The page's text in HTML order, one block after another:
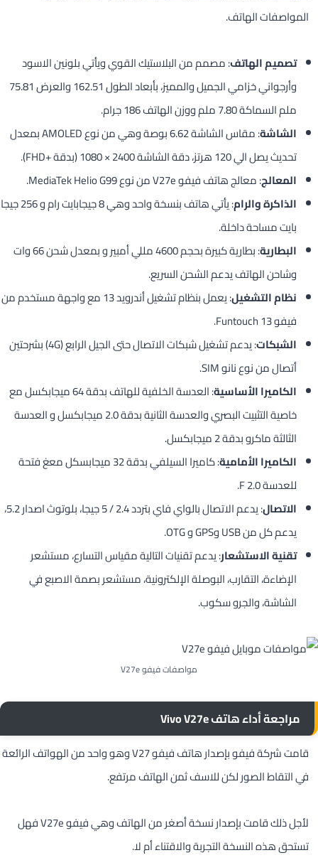
المواصفات الهاتف.
تصميم الهاتف: مصمم من البلاستيك القوي ويأتي بلونين الاسود
وأرجواني خزامي الجميل والمميز، بأبعاد الطول 162.51 والعرض 75.81
ملم السماكة 7.80 ملم ووزن الهاتف 186 جرام.
الشاشة
: مقاس الشاشة 6.62 بوصة وهي من نوع AMOLED بمعدل
تحديث يصل الي 120 هرتز، دقة الشاشة 2400 × 1080 (بدقة FHD+‎).
المعالج: معالج هاتف فيفو V27e من نوع MediaTek Helio G99.
الذاكرة والرام
: يأتي هاتف بنسخة واحد وهي 8 جيجابايت رام و 256 جيجا
بايت مساحة داخلة.
البطارية
: بطارية كبيرة بحجم 4600 مللي أمبير و بمعدل شحن 66 وات
وشاحن الهاتف يدعم الشحن السريع.
نظام التشغيل
: يعمل بنظام تشغيل أندرويد 13 مع واجهة مستخدم من
فيفو Funtouch 13.
الشبكات
: يدعم تشغيل شبكات الاتصال حتى الجيل الرابع (4G) بشرحتين
أتصال من نوع نانو SIM.
الكاميرا الأساسية
: العدسة الخلفية للهاتف بدقة 64 ميجابكسل مع
خاصية التثبيت البصري والعدسة الثانية بدقة 2.0 ميجابكسل و العدسة
الثالثة ماكرو بدقة 2 ميجابكسل.
الكاميرا الأمامية
: كاميرا السيلفي بدقة 32 ميجابسكل معغ فتحة
للعدسة 2.0 F.
الاتصال
: يدعم الاتصال بالواي فاي بتردد 2.4 / 5 جيجا، بلوتوث اصدار 5.2،
يدعم كل من USB وGPS و OTG.
تقنية الاستشعار: يدعم تقنيات التالية مقياس التسارع، مستشعر
الإضاءة، التقارب، البوصلة الإلكترونية، مستشعر بصمة الاصبع في
الشاشة، والجرو سكوب.
مواصفات فيفو V27e
مراجعة أداء هاتف Vivo V27e
قامت شركة فيفو بإصدار هاتف فيفو V27 وهو واحد من الهواتف الرائعة
في التقاط الصور لكن للاسف ثمن الهاتف مرتفع.
لأجل ذلك قامت بإصدار نسخة أصغر من الهاتف وهي فيفو V27e فهل
تستحق هذه النسخة التجربة والاقتناء أم لا.